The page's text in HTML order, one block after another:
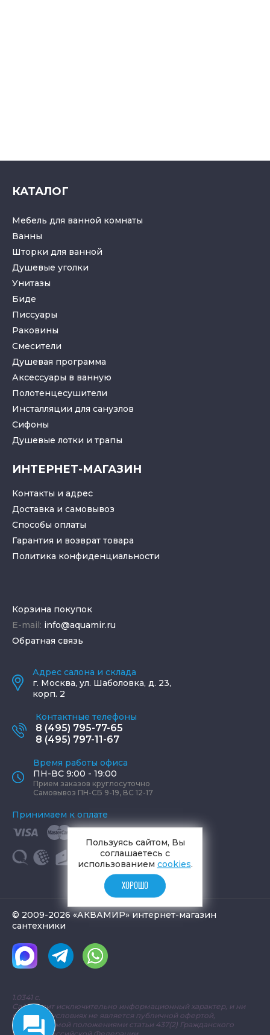
КАТАЛОГ
Мебель для ванной комнаты
Ванны
Шторки для ванной
Душевые уголки
Унитазы
Биде
Писсуары
Раковины
Смесители
Душевая программа
Аксессуары в ванную
Полотенцесушители
Инсталляции для санузлов
Cифоны
Душевые лотки и трапы
ИНТЕРНЕТ-МАГАЗИН
Контакты и адрес
Доставка и самовывоз
Способы оплаты
Гарантия и возврат товара
Политика конфиденциальности
Корзина покупок
E-mail: info@aquamir.ru
Обратная связь
Адрес салона и склада
г. Москва, ул. Шаболовка, д. 23,
корп. 2
Контактные телефоны
8 (495) 795-77-65
8 (495) 797-11-67
Время работы офиса
ПН-ВС 9:00 - 19:00
Прием заказов круглосуточно
Самовывоз ПН-СБ 9-19, ВС 12-17
Принимаем к оплате
© 2009-2026 «АКВАМИР» интернет-магазин
сантехники
1.0341 с.
Сайт носит исключительно информационный характер, и ни
при каких условиях не является публичной офертой,
определяемой положениями статьи 437(2) Гражданского
Пользуясь сайтом, Вы
соглашаетесь с
использованием cookies.
ХОРОШО